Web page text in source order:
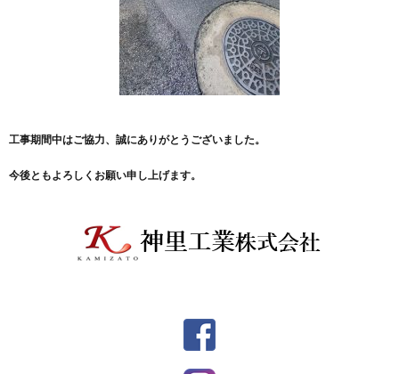
工事期間中はご協力、誠にありがとうございました。
今後ともよろしくお願い申し上げます。